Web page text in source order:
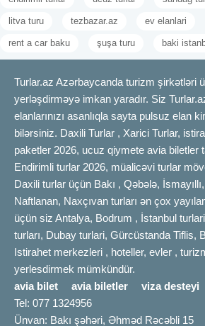
litva turu tezbazar.az ev elanlari
rent a car baku şuşa turu baki
Turlar.az Azərbaycanda turizm şirkətləri
yerləşdirməyə imkan yaradır. Siz
elanlarınızı asanlıqla sayta pulsuz elan
bilərsiniz. Daxili Turlar , Xarici Turlar,
paketler 2026, ucuz qiymete avia biletler
Endirimli turlar 2026, müalicəvi turlar
Daxili turlar üçün Bakı , Qəbələ,
Naftlanan, Naxçıvan turları ən çox
üçün siz Antalya, Bodrum , İstanbul
turları, Dubay turlari, Gürcüstanda Tiflis,
Istirahet merkezleri , hoteller, evler ,
yerlesdirmek mümkündür.
avia bilet
avia biletler viza desteyi
Tel: 077 1324956
Ünvan: Bakı şəhəri, Əhməd Rəcəbli 15